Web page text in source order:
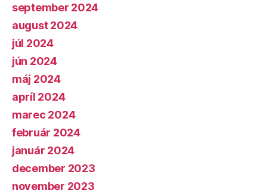
september 2024
august 2024
júl 2024
jún 2024
máj 2024
apríl 2024
marec 2024
február 2024
január 2024
december 2023
november 2023